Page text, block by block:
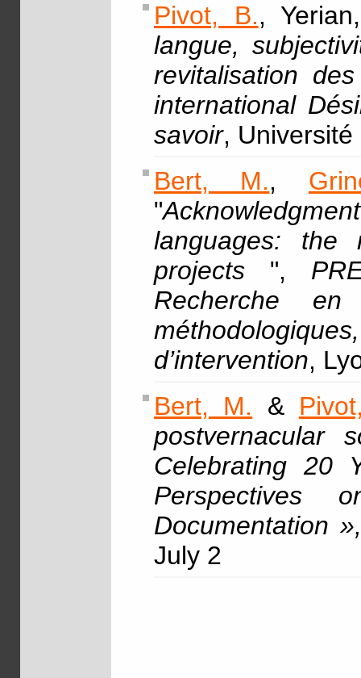
Pivot, B.,
langue,
revitalisation
international
savoir,
Bert, M.,
"
languages: the
projects ",
Recherche
d’intervention,
Bert, M. &
postvernacular
Celebrating 20
Perspectives
Documentation
July 2